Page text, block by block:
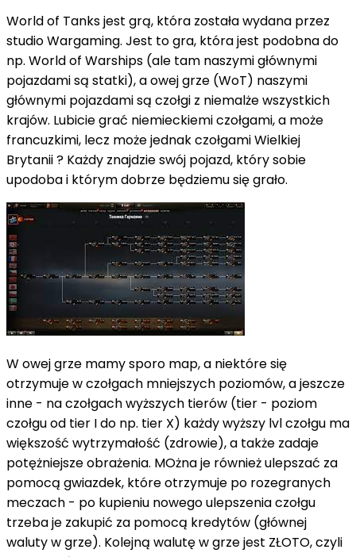
World of Tanks jest grą, która została wydana przez
studio Wargaming. Jest to gra, która jest podobna do
np. World of Warships (ale tam naszymi głównymi
pojazdami są statki), a owej grze (WoT) naszymi
głównymi pojazdami są czołgi z niemalże wszystkich
krajów. Lubicie grać niemieckiemi czołgami, a może
francuzkimi, lecz może jednak czołgami Wielkiej
Brytanii ? Każdy znajdzie swój pojazd, który sobie
upodoba i którym dobrze będziemu się grało.
W owej grze mamy sporo map, a niektóre się
otrzymuje w czołgach mniejszych poziomów, a jeszcze
inne - na czołgach wyższych tierów (tier - poziom
czołgu od tier I do np. tier X) każdy wyższy lvl czołgu ma
większość wytrzymałość (zdrowie), a także zadaje
potężniejsze obrażenia. MOżna je również ulepszać za
pomocą gwiazdek, które otrzymuje po rozegranych
meczach - po kupieniu nowego ulepszenia czołgu
trzeba je zakupić za pomocą kredytów (głównej
waluty w grze). Kolejną walutę w grze jest ZŁOTO, czyli